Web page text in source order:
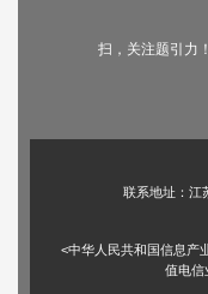
扫，关注题引力！
联系地址：江
<中华人民共和国信息产
值电信